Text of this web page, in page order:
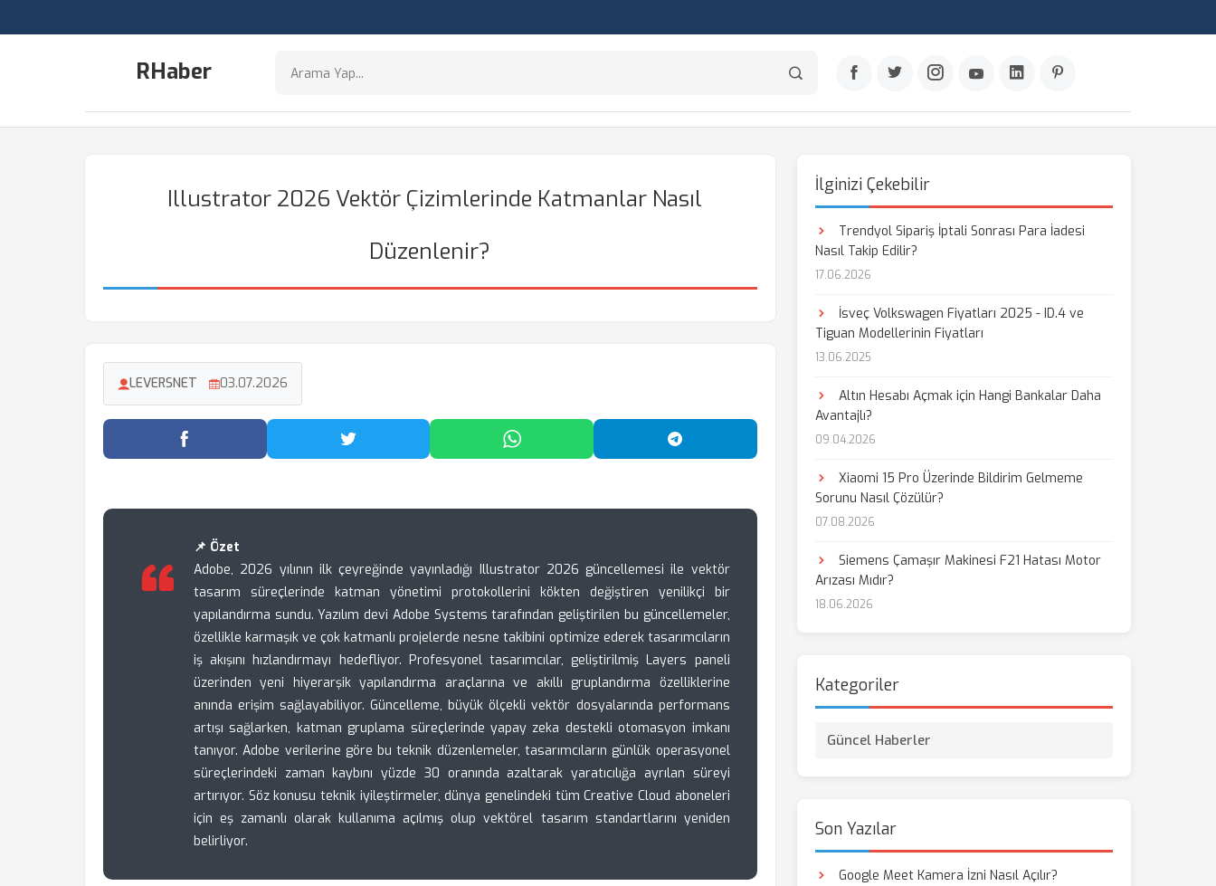
RHaber
Illustrator 2026 Vektör Çizimlerinde Katmanlar Nasıl
Düzenlenir?
LEVERSNET 03.07.2026
Facebook'ta Paylaş Twitter'da Paylaş WhatsApp'ta Paylaş Telegram'da Paylaş
📌 Özet
Adobe, 2026 yılının ilk çeyreğinde yayınladığı Illustrator 2026 güncellemesi ile vektör
tasarım süreçlerinde katman yönetimi protokollerini kökten değiştiren yenilikçi bir
yapılandırma sundu. Yazılım devi Adobe Systems tarafından geliştirilen bu güncellemeler,
özellikle karmaşık ve çok katmanlı projelerde nesne takibini optimize ederek tasarımcıların
iş akışını hızlandırmayı hedefliyor. Profesyonel tasarımcılar, geliştirilmiş Layers paneli
üzerinden yeni hiyerarşik yapılandırma araçlarına ve akıllı gruplandırma özelliklerine
anında erişim sağlayabiliyor. Güncelleme, büyük ölçekli vektör dosyalarında performans
artışı sağlarken, katman gruplama süreçlerinde yapay zeka destekli otomasyon imkanı
tanıyor. Adobe verilerine göre bu teknik düzenlemeler, tasarımcıların günlük operasyonel
süreçlerindeki zaman kaybını yüzde 30 oranında azaltarak yaratıcılığa ayrılan süreyi
artırıyor. Söz konusu teknik iyileştirmeler, dünya genelindeki tüm Creative Cloud aboneleri
için eş zamanlı olarak kullanıma açılmış olup vektörel tasarım standartlarını yeniden
belirliyor.
İlginizi Çekebilir
Trendyol Sipariş İptali Sonrası Para İadesi
Nasıl Takip Edilir?
17.06.2026
İsveç Volkswagen Fiyatları 2025 - ID.4 ve
Tiguan Modellerinin Fiyatları
13.06.2025
Altın Hesabı Açmak için Hangi Bankalar Daha
Avantajlı?
09.04.2026
Xiaomi 15 Pro Üzerinde Bildirim Gelmeme
Sorunu Nasıl Çözülür?
07.08.2026
Siemens Çamaşır Makinesi F21 Hatası Motor
Arızası Mıdır?
18.06.2026
Kategoriler
Güncel Haberler
Son Yazılar
Google Meet Kamera İzni Nasıl Açılır?